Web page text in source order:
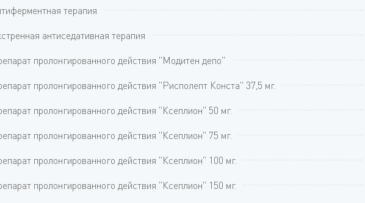
терапия
антиседативная терапия
пролонгированного действия "Модитен депо"
пролонгированного действия "Рисполепт Конста" 37,5 мг.
пролонгированного действия "Ксеплион" 50 мг.
пролонгированного действия "Ксеплион" 75 мг.
пролонгированного действия "Ксеплион" 100 мг.
пролонгированного действия "Ксеплион" 150 мг.